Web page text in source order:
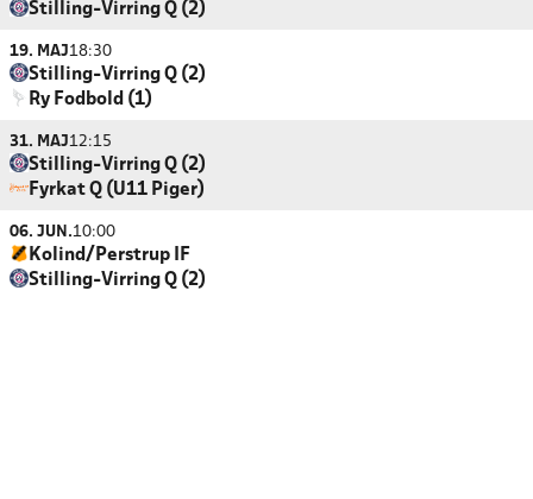
Stilling-Virring Q (2)
19. MAJ18:30
Stilling-Virring Q (2)
Ry Fodbold (1)
31. MAJ12:15
Stilling-Virring Q (2)
Fyrkat Q (U11 Piger)
06. JUN.10:00
Kolind/Perstrup IF
Stilling-Virring Q (2)